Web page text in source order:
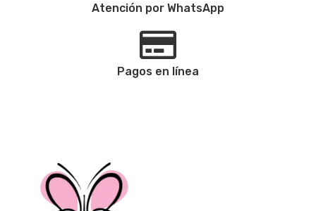
Atención por WhatsApp
Pagos en línea